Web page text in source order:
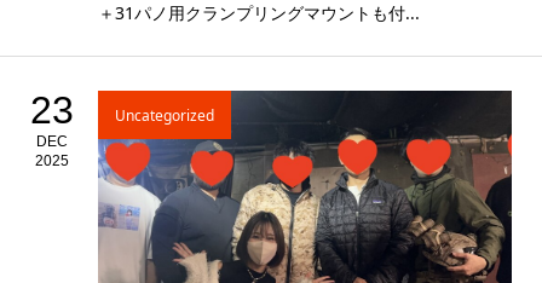
＋31パノ用クランプリングマウントも付...
23
DEC
2025
Uncategorized